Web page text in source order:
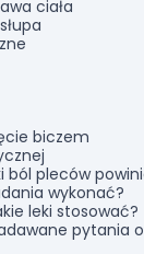
ciała
biczem
ból pleców
wykonać?
leki stosować?
pytania o